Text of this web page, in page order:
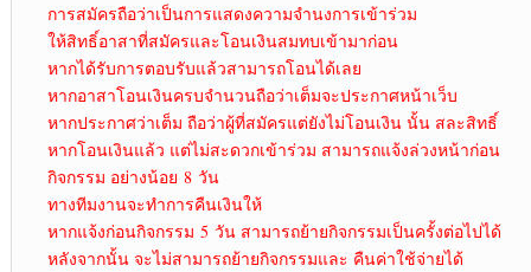
การสมัครถือว่าเป็นการแสดงความจำนงการเข้าร่วม
ให้สิทธิ์อาสาที่สมัครและโอนเงินสมทบเข้ามาก่อน
หากได้รับการตอบรับแล้วสามารถโอนได้เลย
หากอาสาโอนเงินครบจำนวนถือว่าเต็มจะประกาศหน้าเว็บ
หากประกาศว่าเต็ม ถือว่าผู้ที่สมัครแต่ยังไม่โอนเงิน นั้น สละสิทธิ์
หากโอนเงินแล้ว แต่ไม่สะดวกเข้าร่วม สามารถแจ้งล่วงหน้าก่อน
กิจกรรม อย่างน้อย 8 วัน
ทางทีมงานจะทำการคืนเงินให้
หากแจ้งก่อนกิจกรรม 5 วัน สามารถย้ายกิจกรรมเป็นครั้งต่อไปได้
หลังจากนั้น จะไม่สามารถย้ายกิจกรรมและ คืนค่าใช้จ่ายได้